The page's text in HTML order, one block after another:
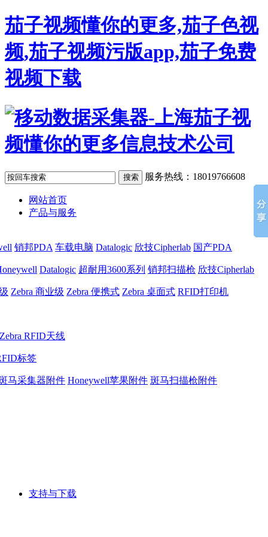
茄子视频懂你的更多,茄子色视
频,茄子视频污版app,茄子免费
视频下载
服务热线：18019766608
网站首页
产品与服务
销邦PDA 车载电脑 Datalogic 欣技Cipherlab 国产PDA
Datalogic 超耐用3600系列 销邦扫描枪 欣技Cipherlab
Zebra 商业级 Zebra 便携式 Zebra 桌面式 RFID打印机
Zebra RFID天线
标签
马采集器附件 Honeywell苹果附件 斑马扫描枪附件
支持与下载